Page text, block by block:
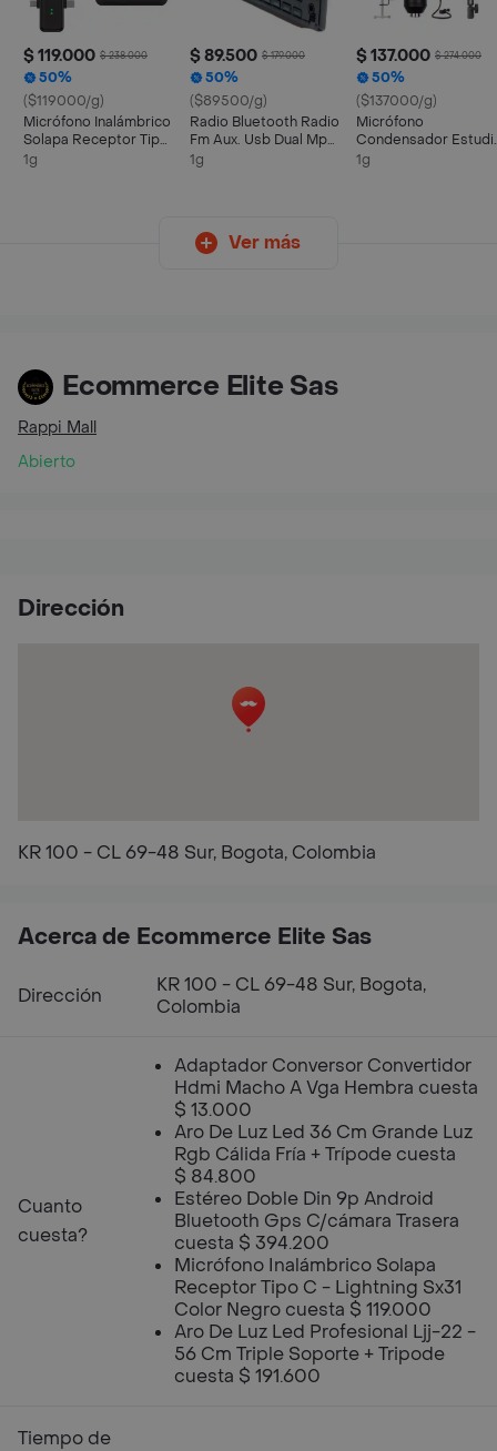
$ 119.000 $ 238.000
50%
($119000/g)
Micrófono Inalámbrico
Solapa Receptor Tipo
C - Lightning Sx31
1g
$ 89.500 $ 179.000
50%
($89500/g)
Radio Bluetooth Radio
Fm Aux. Usb Dual Mp3
Lcd Frente
1g
$ 137.000 $ 274.000
50%
($137000/g)
Micrófono
Condensador
Profesional Voz E
1g
Ver más
Ecommerce Elite Sas
Rappi Mall
Abierto
Dirección
KR 100 - CL 69-48 Sur, Bogota, Colombia
Acerca de Ecommerce Elite Sas
Dirección
KR 100 - CL 69-48 Sur, Bogota,
Colombia
Cuanto
cuesta?
Adaptador Conversor Convertidor
Hdmi Macho A Vga Hembra cuesta
$ 13.000
Aro De Luz Led 36 Cm Grande Luz
Rgb Cálida Fría + Trípode cuesta
$ 84.800
Estéreo Doble Din 9p Android
Bluetooth Gps C/cámara Trasera
cuesta $ 394.200
Micrófono Inalámbrico Solapa
Receptor Tipo C - Lightning Sx31
Color Negro cuesta $ 119.000
Aro De Luz Led Profesional Ljj-22 -
56 Cm Triple Soporte + Tripode
cuesta $ 191.600
Tiempo de